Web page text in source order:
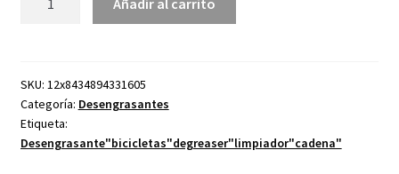
Lablubri
600ml.
-
cantidad
Añadir al carrito
SKU: 12x8434894331605
Categoría: Desengrasantes
Etiqueta:
Desengrasante"bicicletas"degreaser"limpiador"cadena"